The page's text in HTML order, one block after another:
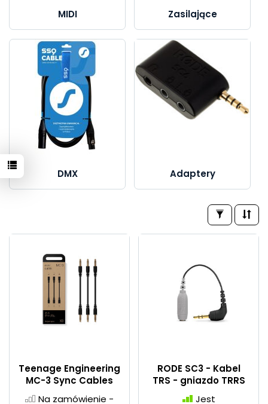
MIDI Zasilające
DMX Adaptery
Teenage Engineering
MC-3 Sync Cables
Na zamówienie -
RODE SC3 - Kabel
TRS - gniazdo TRRS
Jest